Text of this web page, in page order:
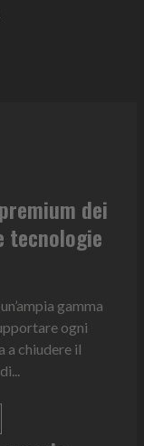
dei
tecnologie
gamma
ogni
a chiudere il